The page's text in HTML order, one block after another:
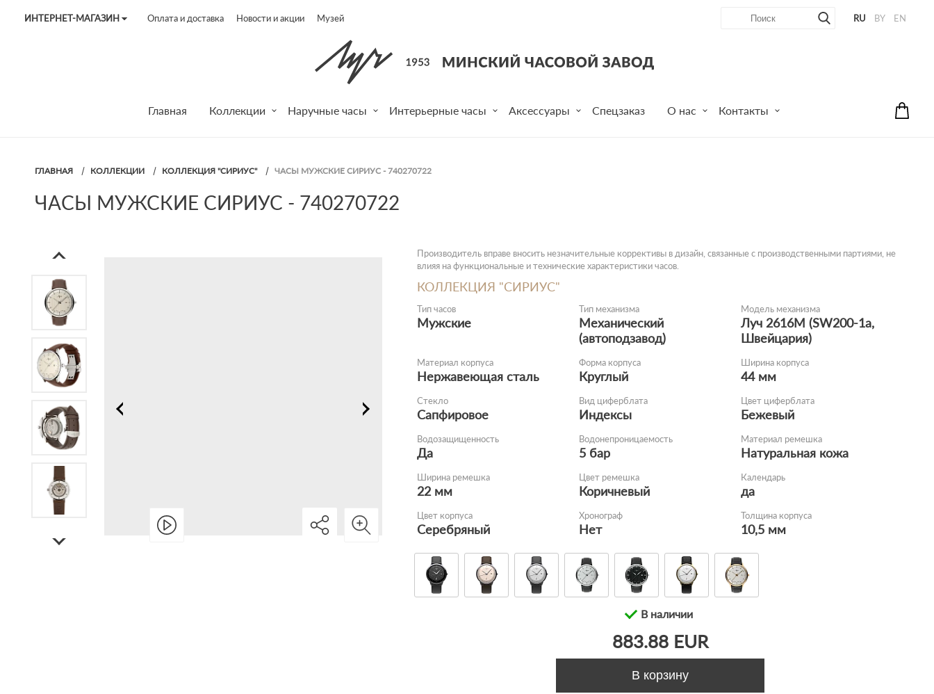
RU BY EN
ИНТЕРНЕТ-МАГАЗИН
Оплата и доставка Новости и акции Музей
Главная Коллекции Наручные часы Интерьерные часы Аксессуары Спецзаказ О нас Контакты
ГЛАВНАЯ КОЛЛЕКЦИИ КОЛЛЕКЦИЯ "СИРИУС" ЧАСЫ МУЖСКИЕ СИРИУС - 740270722
ЧАСЫ МУЖСКИЕ СИРИУС - 740270722
Производитель вправе вносить незначительные коррективы в дизайн, связанные с производственными партиями, не
влияя на функциональные и технические характеристики часов.
КОЛЛЕКЦИЯ "СИРИУС"
Тип часов
Мужские
Тип механизма
Механический
(автоподзавод)
Модель механизма
Луч 2616М (SW200-1а,
Швейцария)
Материал корпуса
Нержавеющая сталь
Форма корпуса
Круглый
Ширина корпуса
44 мм
Стекло
Сапфировое
Вид циферблата
Индексы
Цвет циферблата
Бежевый
Водозащищенность
Да
Водонепроницаемость
5 бар
Материал ремешка
Натуральная кожа
Ширина ремешка
22 мм
Цвет ремешка
Коричневый
Календарь
да
Цвет корпуса
Серебряный
Хронограф
Нет
Толщина корпуса
10,5 мм
В наличии
883.88 EUR
В корзину